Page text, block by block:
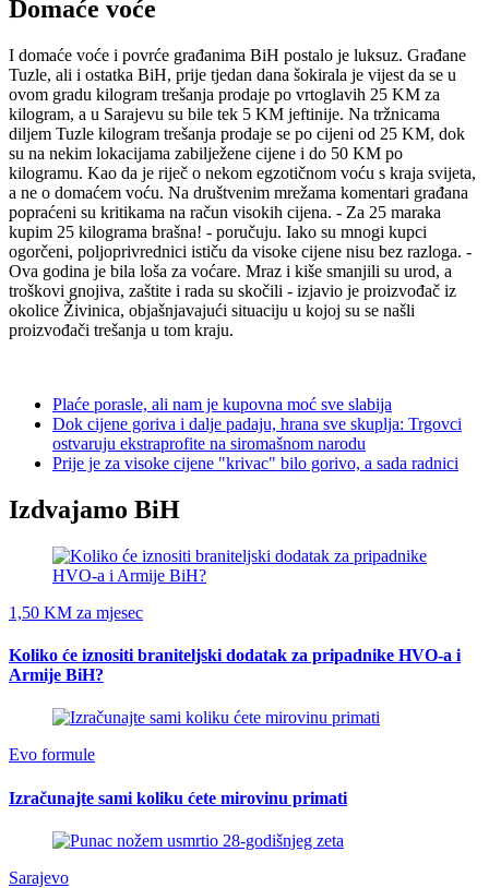
Domaće voće
I domaće voće i povrće građanima BiH postalo je luksuz. Građane
Tuzle, ali i ostatka BiH, prije tjedan dana šokirala je vijest da se u
ovom gradu kilogram trešanja prodaje po vrtoglavih 25 KM za
kilogram, a u Sarajevu su bile tek 5 KM jeftinije. Na tržnicama
diljem Tuzle kilogram trešanja prodaje se po cijeni od 25 KM, dok
su na nekim lokacijama zabilježene cijene i do 50 KM po
kilogramu. Kao da je riječ o nekom egzotičnom voću s kraja svijeta,
a ne o domaćem voću. Na društvenim mrežama komentari građana
popraćeni su kritikama na račun visokih cijena. - Za 25 maraka
kupim 25 kilograma brašna! - poručuju. Iako su mnogi kupci
ogorčeni, poljoprivrednici ističu da visoke cijene nisu bez razloga. -
Ova godina je bila loša za voćare. Mraz i kiše smanjili su urod, a
troškovi gnojiva, zaštite i rada su skočili - izjavio je proizvođač iz
okolice Živinica, objašnjavajući situaciju u kojoj su se našli
proizvođači trešanja u tom kraju.
Plaće porasle, ali nam je kupovna moć sve slabija
Dok cijene goriva i dalje padaju, hrana sve skuplja: Trgovci
ostvaruju ekstraprofite na siromašnom narodu
Prije je za visoke cijene "krivac" bilo gorivo, a sada radnici
Izdvajamo BiH
1,50 KM za mjesec
Koliko će iznositi braniteljski dodatak za pripadnike HVO-a i
Armije BiH?
Evo formule
Izračunajte sami koliku ćete mirovinu primati
Sarajevo